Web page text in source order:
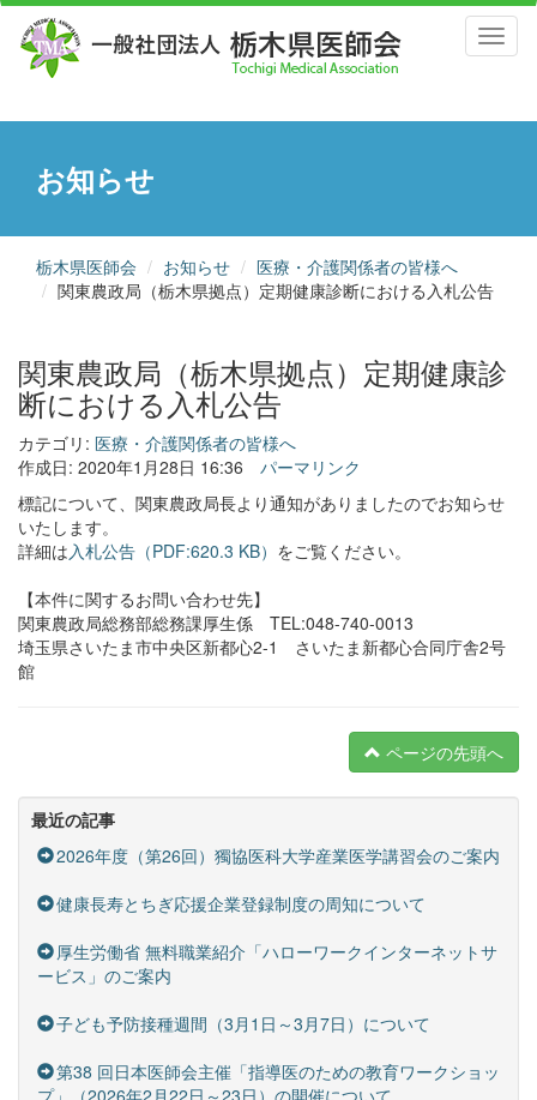
お知らせ
栃木県医師会 お知らせ
医療・介護関係者の皆様へ
関東農政局（栃木県拠点）定期健康診断における入札公告
関東農政局（栃木県拠点）定期健康診
断における入札公告
カテゴリ: 医療・介護関係者の皆様へ
作成日: 2020年1月28日 16:36
パーマリンク
標記について、関東農政局長より通知がありましたのでお知らせ
いたします。
詳細は入札公告（PDF:620.3 KB） をご覧ください。
【本件に関するお問い合わせ先】
関東農政局総務部総務課厚生係 TEL:048-740-0013
埼玉県さいたま市中央区新都心2-1 さいたま新都心合同庁舎2号
館
ページの先頭へ
最近の記事
2026年度（第26回）獨協医科大学産業医学講習会のご案内
健康長寿とちぎ応援企業登録制度の周知について
厚生労働省 無料職業紹介「ハローワークインターネットサ
ービス」のご案内
子ども予防接種週間（3月1日～3月7日）について
第38 回日本医師会主催「指導医のための教育ワークショッ
プ」（2026年2月22日～23日）の開催について